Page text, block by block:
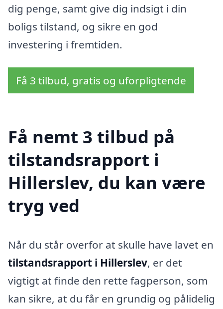
dig penge, samt give dig indsigt i din
boligs tilstand, og sikre en god
investering i fremtiden.
Få 3 tilbud, gratis og uforpligtende
Få nemt 3 tilbud på
tilstandsrapport i
Hillerslev, du kan være
tryg ved
Når du står overfor at skulle have lavet en
tilstandsrapport i Hillerslev, er det
vigtigt at finde den rette fagperson, som
kan sikre, at du får en grundig og pålidelig